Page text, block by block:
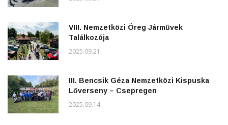
VIII. Nemzetközi Öreg Járművek
Találkozója
2025.09.21.
III. Bencsik Géza Nemzetközi Kispuska
Lőverseny – Csepregen
2025.09.14.